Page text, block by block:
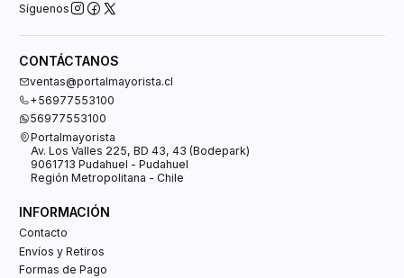
Síguenos
CONTÁCTANOS
ventas@portalmayorista.cl
+56977553100
56977553100
Portalmayorista
Av. Los Valles 225, BD 43, 43 (Bodepark)
9061713 Pudahuel - Pudahuel
Región Metropolitana - Chile
INFORMACIÓN
Contacto
Envíos y Retiros
Formas de Pago